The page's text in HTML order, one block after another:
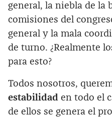
general, la niebla de la
comisiones del
general y la mala
de turno. ¿Realmente
para esto?
Todos nosotros,
estabilidad en todo el
de ellos se genera el